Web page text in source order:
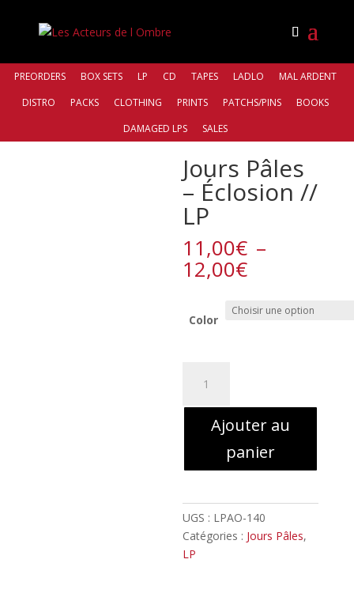
PREORDERS BOX SETS LP CD TAPES LADLO
MAL ARDENT
DISTRO
PACKS CLOTHING PRINTS PATCHS/PINS
BOOKS
DAMAGED LPS
SALES
Jours Pâles
– Éclosion //
LP
11,00€ –
12,00€Plage
de
prix :
11,00€
Color
Jours
Ajouter au
panier
UGS : LPAO-140
Catégories : Jours Pâles,
LP